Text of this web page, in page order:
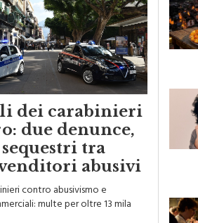
dei carabinieri
due denunce,
tra
abusivi
contro abusivismo e
multe per oltre 13 mila